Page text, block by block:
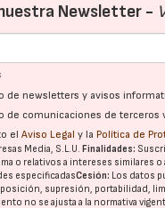
Newsletter -
de newsletters y avisos
de comunicaciones de terceros
elAviso Legal y la Política de
Media, S.L.U.Finalidades:
o relativos a intereses similares
especificadasCesión: Los datos
supresión, portabilidad,
no se ajusta a la normativa